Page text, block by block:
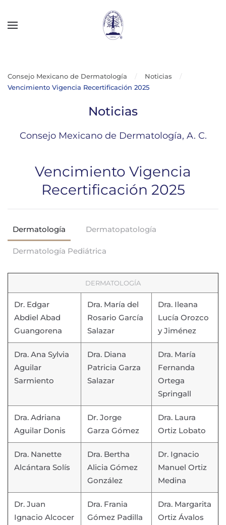
Consejo Mexicano de Dermatología
Noticias
Vencimiento Vigencia Recertificación 2025
Noticias
Consejo Mexicano de Dermatología, A. C.
Vencimiento Vigencia
Recertificación 2025
Dermatología Dermatopatología
Dermatología Pediátrica
DERMATOLOGÍA
Dr. Edgar
Abdiel Abad
Guangorena
Dra. María del
Rosario García
Salazar
Dra. Ileana
Lucía Orozco
y Jiménez
Dra. Ana Sylvia
Aguilar
Sarmiento
Dra. Diana
Patricia Garza
Salazar
Dra. María
Fernanda
Ortega
Springall
Dra. Adriana
Aguilar Donis
Dr. Jorge
Garza Gómez
Dra. Laura
Ortiz Lobato
Dra. Nanette
Alcántara Solís
Dra. Bertha
Alicia Gómez
González
Dr. Ignacio
Manuel Ortiz
Medina
Dr. Juan
Ignacio Alcocer
Dra. Frania
Gómez Padilla
Dra. Margarita
Ortiz Ávalos